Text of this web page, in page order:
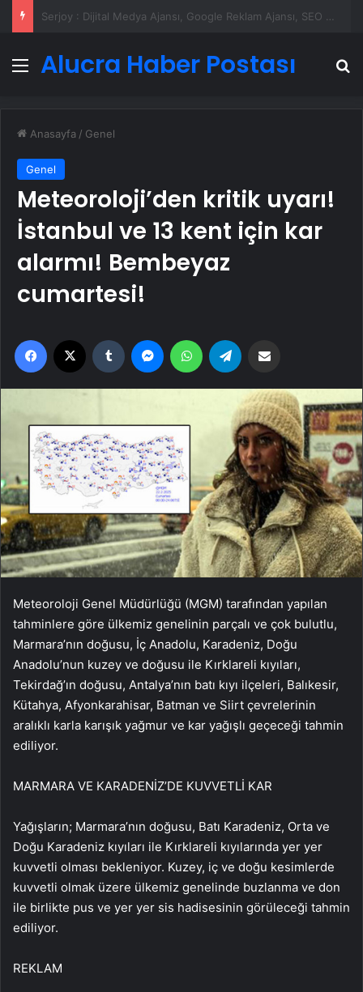
MenüAlucra Haber Postası
Anasayfa / Genel
Genel
Meteoroloji’den kritik uyarı!
İstanbul ve 13 kent için kar
alarmı! Bembeyaz
cumartesi!
Facebook Tumblr MessengerWhatsApp
Meteoroloji Genel Müdürlüğü (MGM) tarafından yapılan
tahminlere göre ülkemiz genelinin parçalı ve çok bulutlu,
Marmara’nın doğusu, İç Anadolu, Karadeniz, Doğu
Anadolu’nun kuzey ve doğusu ile Kırklareli kıyıları,
Tekirdağ’ın doğusu, Antalya’nın batı kıyı ilçeleri, Balıkesir,
Kütahya, Afyonkarahisar, Batman ve Siirt çevrelerinin
aralıklı karla karışık yağmur ve kar yağışlı geçeceği tahmin
ediliyor.
MARMARA VE KARADENİZ’DE KUVVETLİ KAR
Yağışların; Marmara’nın doğusu, Batı Karadeniz, Orta ve
Doğu Karadeniz kıyıları ile Kırklareli kıyılarında yer yer
kuvvetli olması bekleniyor. Kuzey, iç ve doğu kesimlerde
kuvvetli olmak üzere ülkemiz genelinde buzlanma ve don
ile birlikte pus ve yer yer sis hadisesinin görüleceği tahmin
ediliyor.
REKLAM